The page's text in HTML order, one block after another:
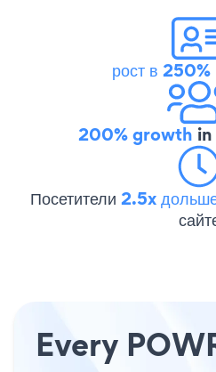
рост в 250%
200% growth
Посетители 2.5x
Every